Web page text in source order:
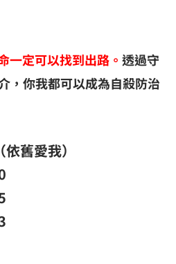
一定可以找到出路。 透過守
，你我都可以成為自殺防治
舊愛我）